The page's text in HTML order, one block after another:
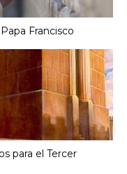
Francisco
para el Tercer